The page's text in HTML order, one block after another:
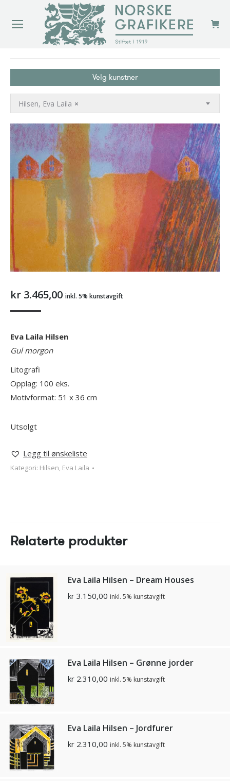
Velg kunstner
×
Hilsen, Eva Laila
kr 3.465,00 inkl. 5% kunstavgift
Eva Laila Hilsen
Gul morgon
Litografi
Opplag: 100 eks.
Motivformat: 51 x 36 cm
Utsolgt
Legg til ønskeliste
Kategori: Hilsen, Eva Laila
Relaterte produkter
Eva Laila Hilsen – Dream Houses
kr 3.150,00 inkl. 5% kunstavgift
Eva Laila Hilsen – Grønne jorder
kr 2.310,00 inkl. 5% kunstavgift
Eva Laila Hilsen – Jordfurer
kr 2.310,00 inkl. 5% kunstavgift